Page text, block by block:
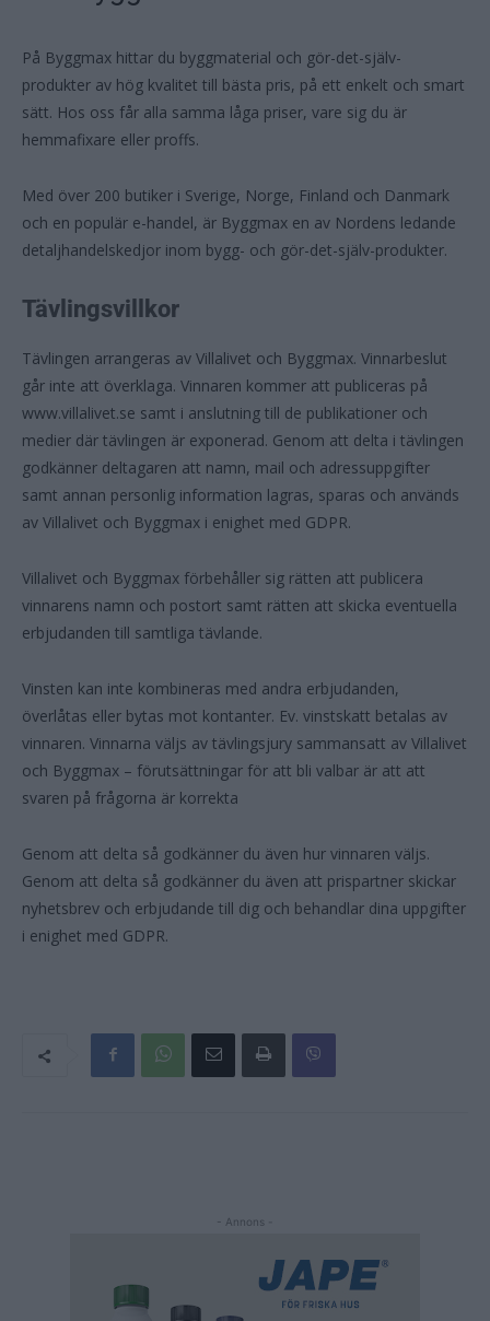
På Byggmax hittar du byggmaterial och gör-det-själv-
produkter av hög kvalitet till bästa pris, på ett enkelt och smart
sätt. Hos oss får alla samma låga priser, vare sig du är
hemmafixare eller proffs.
Med över 200 butiker i Sverige, Norge, Finland och Danmark
och en populär e-handel, är Byggmax en av Nordens ledande
detaljhandelskedjor inom bygg- och gör-det-själv-produkter.
Tävlingsvillkor
Tävlingen arrangeras av Villalivet och Byggmax. Vinnarbeslut
går inte att överklaga. Vinnaren kommer att publiceras på
www.villalivet.se samt i anslutning till de publikationer och
medier där tävlingen är exponerad. Genom att delta i tävlingen
godkänner deltagaren att namn, mail och adressuppgifter
samt annan personlig information lagras, sparas och används
av Villalivet och Byggmax i enighet med GDPR.
Villalivet och Byggmax förbehåller sig rätten att publicera
vinnarens namn och postort samt rätten att skicka eventuella
erbjudanden till samtliga tävlande.
Vinsten kan inte kombineras med andra erbjudanden,
överlåtas eller bytas mot kontanter. Ev. vinstskatt betalas av
vinnaren. Vinnarna väljs av tävlingsjury sammansatt av Villalivet
och Byggmax – förutsättningar för att bli valbar är att att
svaren på frågorna är korrekta
Genom att delta så godkänner du även hur vinnaren väljs.
Genom att delta så godkänner du även att prispartner skickar
nyhetsbrev och erbjudande till dig och behandlar dina uppgifter
i enighet med GDPR.
- Annons -